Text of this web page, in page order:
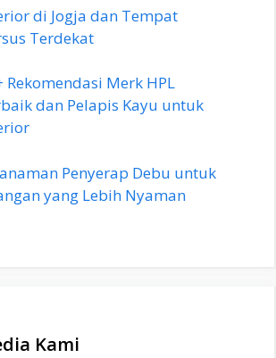
di Jogja dan Tempat
Terdekat
Rekomendasi Merk HPL
dan Pelapis Kayu untuk
Penyerap Debu untuk
yang Lebih Nyaman
Kami